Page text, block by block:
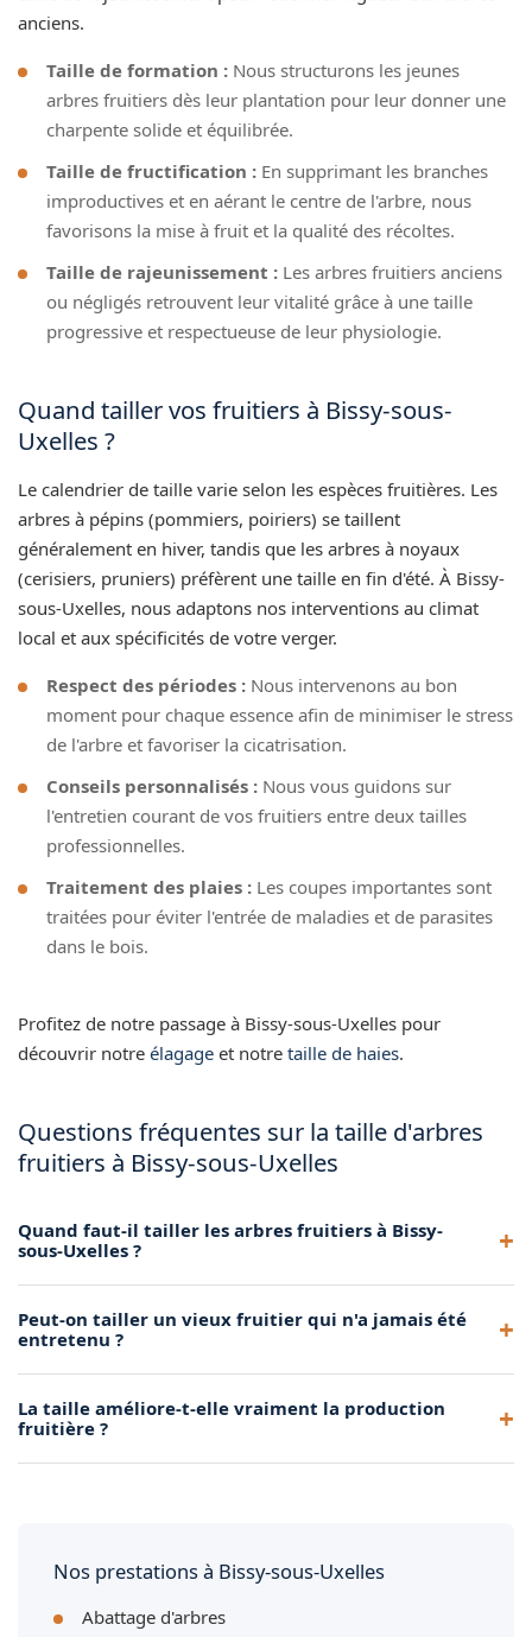
anciens.
Taille de formation : Nous structurons les jeunes
arbres fruitiers dès leur plantation pour leur donner une
charpente solide et équilibrée.
Taille de fructification : En supprimant les branches
improductives et en aérant le centre de l'arbre, nous
favorisons la mise à fruit et la qualité des récoltes.
Taille de rajeunissement : Les arbres fruitiers anciens
ou négligés retrouvent leur vitalité grâce à une taille
progressive et respectueuse de leur physiologie.
Quand tailler vos fruitiers à Bissy-sous-
Uxelles ?
Le calendrier de taille varie selon les espèces fruitières. Les
arbres à pépins (pommiers, poiriers) se taillent
généralement en hiver, tandis que les arbres à noyaux
(cerisiers, pruniers) préfèrent une taille en fin d'été. À Bissy-
sous-Uxelles, nous adaptons nos interventions au climat
local et aux spécificités de votre verger.
Respect des périodes : Nous intervenons au bon
moment pour chaque essence afin de minimiser le stress
de l'arbre et favoriser la cicatrisation.
Conseils personnalisés : Nous vous guidons sur
l'entretien courant de vos fruitiers entre deux tailles
professionnelles.
Traitement des plaies : Les coupes importantes sont
traitées pour éviter l'entrée de maladies et de parasites
dans le bois.
Profitez de notre passage à Bissy-sous-Uxelles pour
découvrir notre élagage et notre taille de haies.
Questions fréquentes sur la taille d'arbres
fruitiers à Bissy-sous-Uxelles
Quand faut-il tailler les arbres fruitiers à Bissy-
sous-Uxelles ?
novembre à mars. Les arbres à noyaux (cerisiers, pruniers)
Peut-on tailler un vieux fruitier qui n'a jamais été
entretenu ?
sur 2 à 3 ans. Nous redonnons forme et vigueur à vos vieux
La taille améliore-t-elle vraiment la production
fruitière ?
Nos prestations à Bissy-sous-Uxelles
Abattage d'arbres